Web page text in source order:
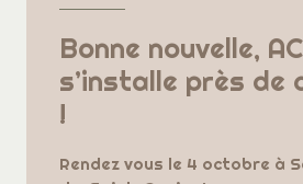
Bonne nouvelle,
s’installe près de
!
Rendez vous le 4 octobre à